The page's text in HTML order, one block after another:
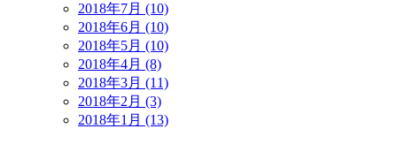
2018年7月 (10)
2018年6月 (10)
2018年5月 (10)
2018年4月 (8)
2018年3月 (11)
2018年2月 (3)
2018年1月 (13)